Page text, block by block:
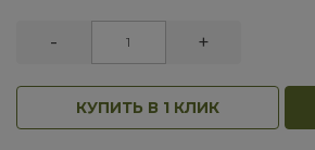
- +
КУПИТЬ В 1 КЛИК